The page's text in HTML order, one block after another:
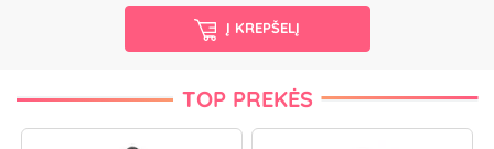
Į KREPŠELĮ
TOP PREKĖS